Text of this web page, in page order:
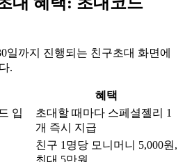
일까지 진행되는 친구초대 화면에
.
혜택
입
초대할 때마다 스페셜젤리 1
개 즉시 지급
친구 1명당 모니머니 5,000원,